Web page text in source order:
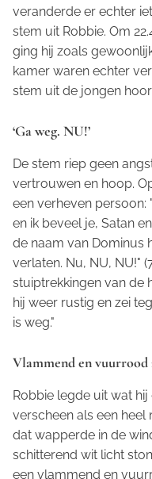
veranderde er echter
stem uit Robbie. Om
ging hij zoals
kamer waren echter
stem uit de jongen
‘Ga weg. NU!’
De stem riep geen
vertrouwen en hoop.
een verheven persoon:
en ik beveel je, Satan
de naam van Dominus
verlaten. Nu, NU, NU!"
stuiptrekkingen van de
hij weer rustig en zei
is weg."
Vlammend en vuurrood
Robbie legde uit wat
verscheen als een
dat wapperde in de
schitterend wit licht
een vlammend en